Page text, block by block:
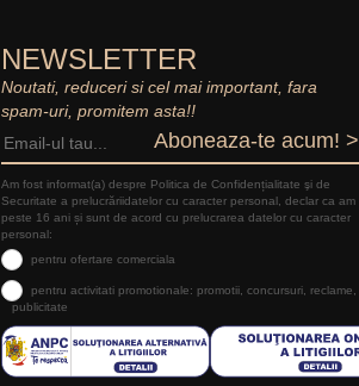
NEWSLETTER
Noutati, reduceri si cel mai important, fara
spam-uri, promitem asta!!
Aboneaza-te acum! >
Am fost informat(a) despre Politica de Confidențialitate şi de
Securitate a prelucrăriidatelor cu caracter personal, declar ca am
peste 16 ani și sunt de acord cu prelucrarea datelor cu caracter
personal:
pentru ofertare comerciala
pentru activitati promotionale: promotii, concursuri, reclame,
publicitate